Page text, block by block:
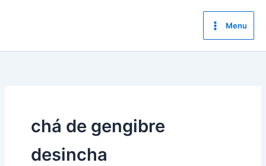
conteúdo
Menu
chá de gengibre
desincha